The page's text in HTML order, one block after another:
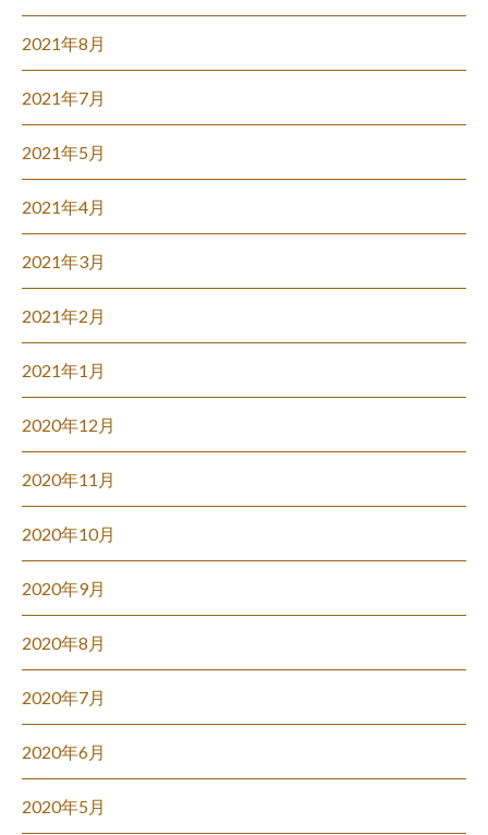
2021年8月
2021年7月
2021年5月
2021年4月
2021年3月
2021年2月
2021年1月
2020年12月
2020年11月
2020年10月
2020年9月
2020年8月
2020年7月
2020年6月
2020年5月